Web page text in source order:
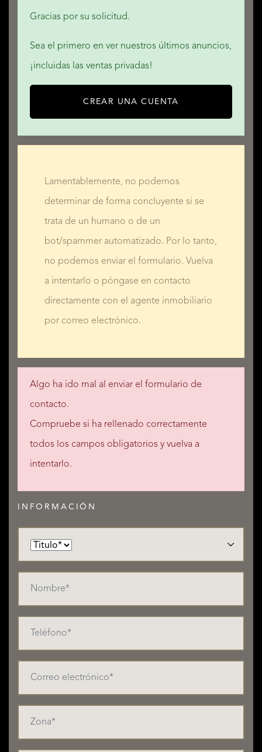
Gracias por su solicitud.
Sea el primero en ver nuestros últimos anuncios,
¡incluidas las ventas privadas!
CREAR UNA CUENTA
Lamentablemente, no podemos
determinar de forma concluyente si se
trata de un humano o de un
bot/spammer automatizado. Por lo tanto,
no podemos enviar el formulario. Vuelva
a intentarlo o póngase en contacto
directamente con el agente inmobiliario
por correo electrónico.
Algo ha ido mal al enviar el formulario de
contacto.
Compruebe si ha rellenado correctamente
todos los campos obligatorios y vuelva a
intentarlo.
INFORMACIÓN